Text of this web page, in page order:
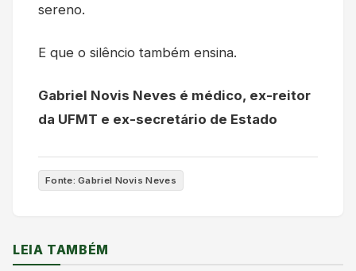
sereno.
E que o silêncio também ensina.
Gabriel Novis Neves é médico, ex-reitor
da UFMT e ex-secretário de Estado
Fonte: Gabriel Novis Neves
LEIA TAMBÉM